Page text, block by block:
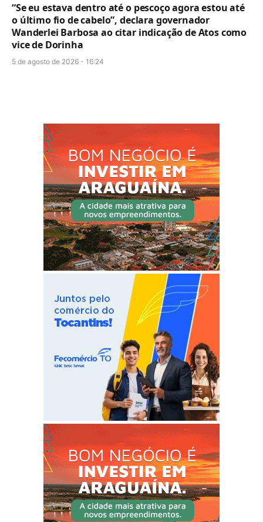
“Se eu estava dentro até o pescoço agora estou até
o último fio de cabelo”, declara governador
Wanderlei Barbosa ao citar indicação de Atos como
vice de Dorinha
5 de agosto de 2026 - 16:24